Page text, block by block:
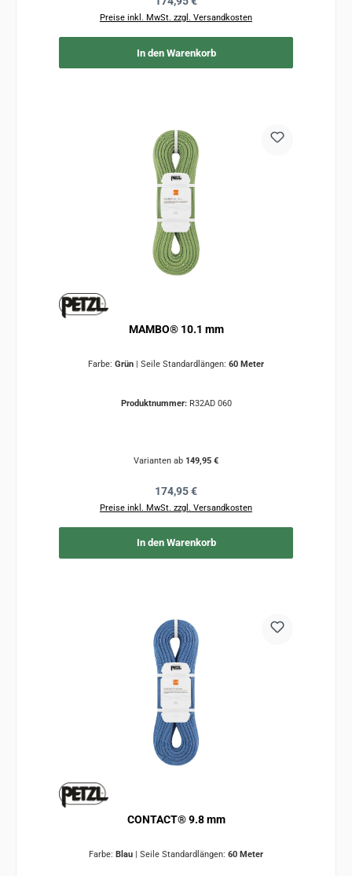
Preise inkl. MwSt. zzgl. Versandkosten
In den Warenkorb
MAMBO® 10.1 mm
Farbe: Grün Seile Standardlängen: 60 Meter
Produktnummer: R32AD 060
Varianten ab 149,95 €
Regulärer Preis:
174,95 €
Preise inkl. MwSt. zzgl. Versandkosten
In den Warenkorb
CONTACT® 9.8 mm
Farbe: Blau | Seile Standardlängen: 60 Meter